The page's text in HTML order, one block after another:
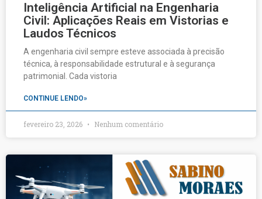
Inteligência Artificial na Engenharia
Civil: Aplicações Reais em Vistorias e
Laudos Técnicos
A engenharia civil sempre esteve associada à precisão
técnica, à responsabilidade estrutural e à segurança
patrimonial. Cada vistoria
CONTINUE LENDO»
fevereiro 23, 2026 Nenhum comentário